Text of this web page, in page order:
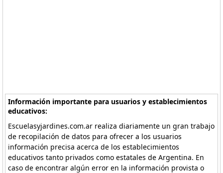
Información importante para usuarios y establecimientos
educativos:
Escuelasyjardines.com.ar realiza diariamente un gran trabajo
de recopilación de datos para ofrecer a los usuarios
información precisa acerca de los establecimientos
educativos tanto privados como estatales de Argentina. En
caso de encontrar algún error en la información provista o